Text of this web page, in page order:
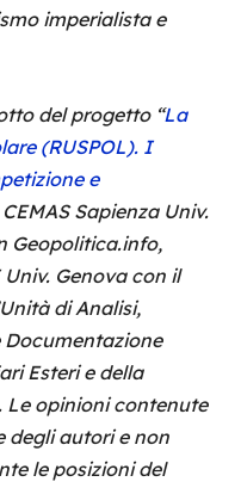
imperialista e
del progetto “La
(RUSPOL). I
e
Sapienza Univ.
Geopolitica.info,
Genova con il
di Analisi,
Esteri e della
Le opinioni contenute
degli autori e non
le posizioni del